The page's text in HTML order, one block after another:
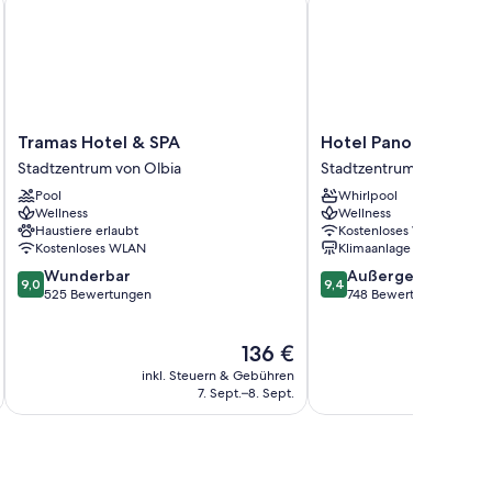
Tourenplanung/beim Ticketerwerb
Tramas
Hotel
&
SPA
Stadtzentrum
von
Olbia
Tramas Hotel & SPA
Stadtzentrum von Olbia
Pool
Wellness
Haustiere erlaubt
Kostenloses WLAN
9.0
von
9,0 Wunderbar
525 Bewertungen
Der
Preis
beträgt
136 €
inkl. Steuern & Gebühren
7. Sept.–8. Sept.
Hotel
Panorama
Stadtzentrum
von
Olbia
Hotel Panorama
Stadtzentrum von Olbia
Whirlpool
Wellness
Kostenloses WLAN
Klimaanlage
9.4
von
9,4 Außergewöhnlich
748 Bewertungen